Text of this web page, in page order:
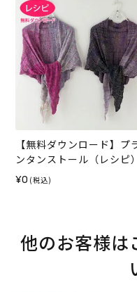
【無料ダウンロード】プ
ンタンストール（レシピ）
¥0 (税込)
他のお客様は